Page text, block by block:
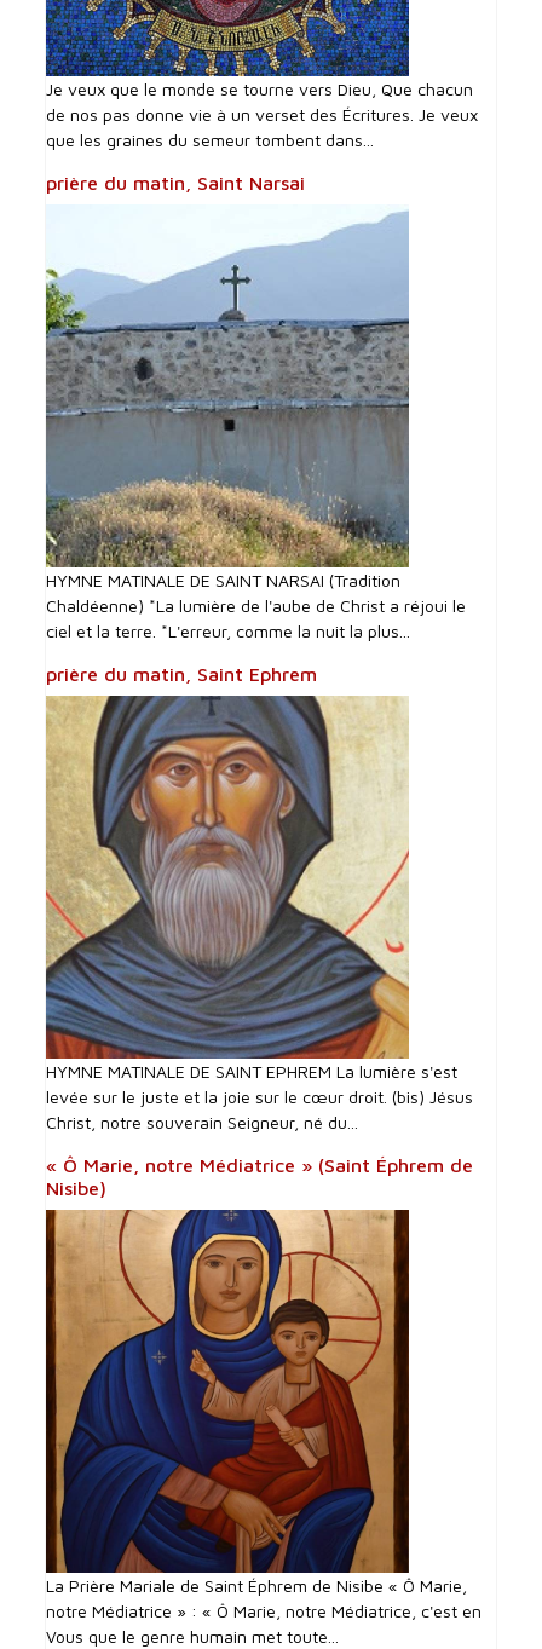
Je veux que le monde se tourne vers Dieu, Que chacun
de nos pas donne vie à un verset des Écritures. Je veux
que les graines du semeur tombent dans...
prière du matin, Saint Narsai
HYMNE MATINALE DE SAINT NARSAI (Tradition
Chaldéenne) *La lumière de l'aube de Christ a réjoui le
ciel et la terre. *L'erreur, comme la nuit la plus...
prière du matin, Saint Ephrem
HYMNE MATINALE DE SAINT EPHREM La lumière s'est
levée sur le juste et la joie sur le cœur droit. (bis) Jésus
Christ, notre souverain Seigneur, né du...
« Ô Marie, notre Médiatrice » (Saint Éphrem de
Nisibe)
La Prière Mariale de Saint Éphrem de Nisibe « Ô Marie,
notre Médiatrice » : « Ô Marie, notre Médiatrice, c'est en
Vous que le genre humain met toute...